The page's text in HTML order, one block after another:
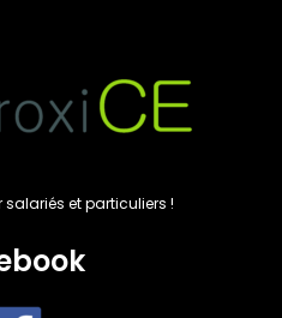
et particuliers !